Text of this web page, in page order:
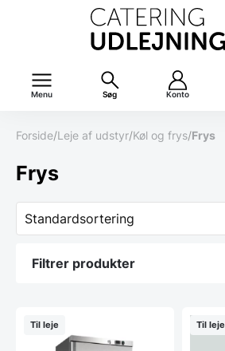
Menu Søg Konto
Forside/Leje af udstyr/Køl og frys/Frys
Frys
Filtrer produkter
Til leje Til leje